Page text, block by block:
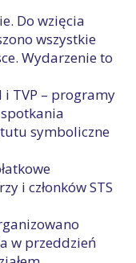
Do wzięcia
wszystkie
Wydarzenie to
i TVP – programy
symboliczne
i członków STS
w przeddzień